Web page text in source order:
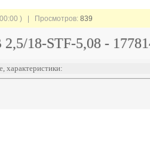
00:00 ) | Просмотров: 839
18-STF-5,08 -
характеристики: